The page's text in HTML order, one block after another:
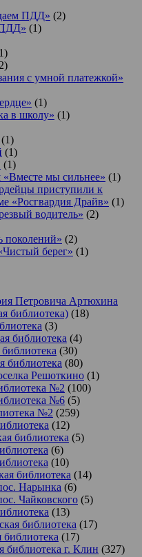
ПДД» (2)
(1)
с умной платежкой»
(1)
в школу» (1)
(1)
(1)
(1)
«Вместе мы сильнее» (1)
приступили к
«Росгвардия Драйв» (1)
водитель» (2)
поколений» (2)
берег» (1)
Петровича Артюхина
библиотека) (18)
(3)
библиотека (4)
(30)
библиотека (80)
Решоткино (1)
№2 (100)
№6 (5)
№2 (259)
(12)
библиотека (5)
(6)
(10)
библиотека (14)
Нарынка (6)
Чайковского (5)
(13)
библиотека (17)
библиотека (17)
библиотека г. Клин (327)